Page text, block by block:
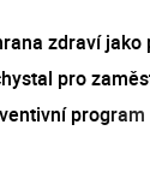
zdraví
pro
program